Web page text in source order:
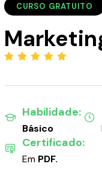
CURSO GRATUITO
Habilidade:
Básico
Certificado:
Em PDF.